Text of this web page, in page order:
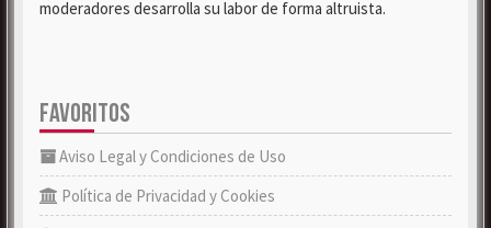
moderadores desarrolla su labor de forma altruista.
FAVORITOS
Aviso Legal y Condiciones de Uso
Política de Privacidad y Cookies